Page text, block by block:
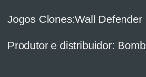
Jogos Clones:Wall Defender
Produtor e distribuidor: Bomb